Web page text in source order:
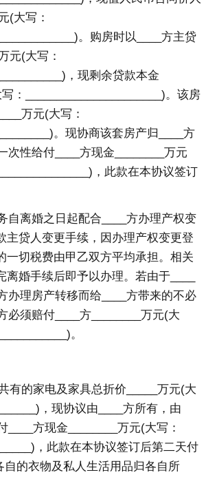
(大写：
。购房时以____方主贷
元(大写：
，现剩余贷款本金
写：______________________)。该房
万元(大写：
。现协商该套房产归____方
次性给付____方现金________万元
，此款在本协议签订
离婚之日起配合____方办理产权变
主贷人变更手续，因办理产权变更登
一切税费由甲乙双方平均承担。相关
离婚手续后即予以办理。若由于____
办理房产转移而给____方带来的不必
必须赔付____方________万元(大
。
的家电及家具总折价_____万元(大
，现协议由____方所有，由
____方现金________万元(大写：
，此款在本协议签订后第二天付
自的衣物及私人生活用品归各自所